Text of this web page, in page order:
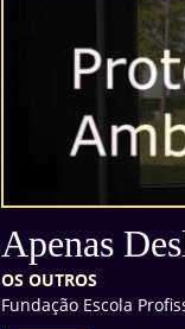
Apenas
OS OUTROS
Fundação Escola